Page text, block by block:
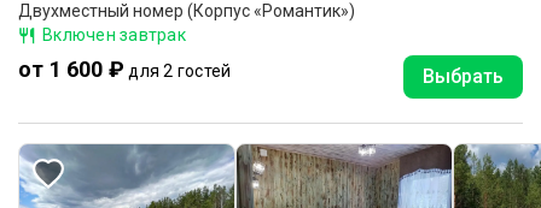
Двухместный номер (Корпус «Романтик»)
Включен завтрак
от 1 600 ₽ для 2 гостей Выбрать